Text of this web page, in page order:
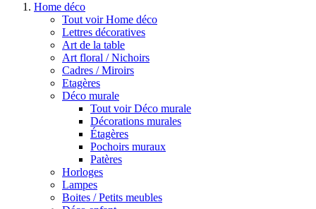
Home déco
Tout voir Home déco
Lettres décoratives
Art de la table
Art floral / Nichoirs
Cadres / Miroirs
Etagères
Déco murale
Tout voir Déco murale
Décorations murales
Étagères
Pochoirs muraux
Patères
Horloges
Lampes
Boites / Petits meubles